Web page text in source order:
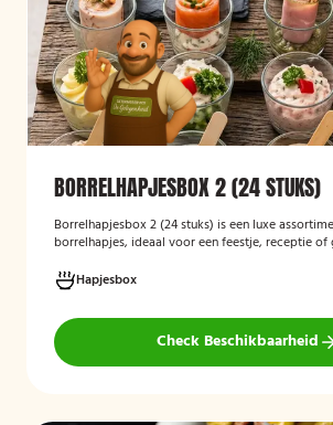
BORRELHAPJESBOX 2 (24 STUKS)
Borrelhapjesbox 2 (24 stuks) is een luxe
borrelhapjes, ideaal voor een feestje, receptie of
klaar worden geleverd, zodat u uw gasten
op een smaakvolle en feestelijke borrelervaring.
Hapjesbox
Check Beschikbaarheid